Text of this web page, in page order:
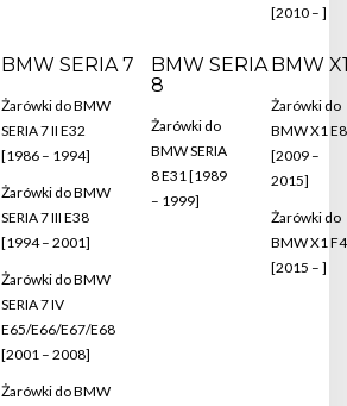
[2010 – ]
BMW SERIA 7
Żarówki do BMW
SERIA 7 II E32
[1986 – 1994]
Żarówki do BMW
SERIA 7 III E38
[1994 – 2001]
Żarówki do BMW
SERIA 7 IV
E65/E66/E67/E68
[2001 – 2008]
Żarówki do BMW
BMW SERIA
8
Żarówki do
BMW SERIA
8 E31 [1989
– 1999]
BMW
Żarówki do
BMW X1
[2009 –
2015]
Żarówki do
BMW X1
[2015 – ]